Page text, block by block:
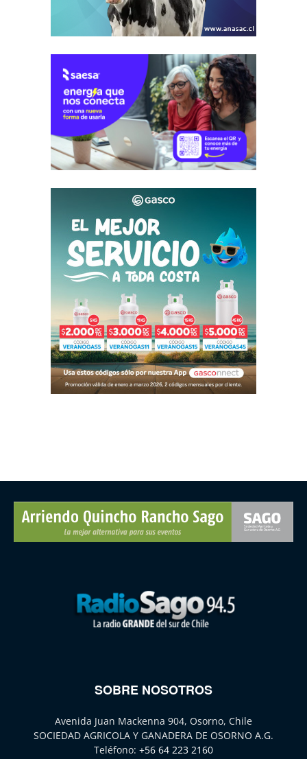
SOBRE NOSOTROS
Avenida Juan Mackenna 904, Osorno, Chile
SOCIEDAD AGRICOLA Y GANADERA DE OSORNO A.G.
Teléfono: +56 64 223 2160